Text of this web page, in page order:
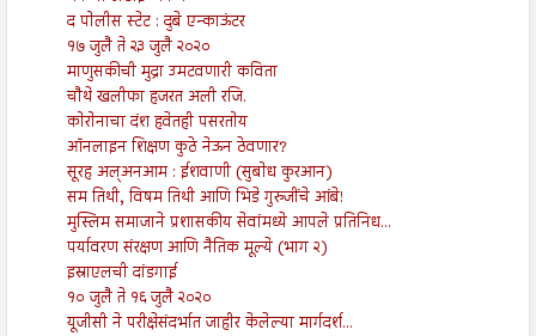
द पोलीस स्टेट : दुबे एन्काऊंटर
१७ जुलै ते २३ जुलै २०२०
माणुसकीची मुद्रा उमटवणारी कविता
चौथे खलीफा हजरत अली रजि.
कोरोनाचा दंश हवेतही पसरतोय
ऑनलाइन शिक्षण कुठे नेऊन ठेवणार?
सूरह अल्अनआम : ईशवाणी (सुबोध कुरआन)
सम तिथी, विषम तिथी आणि भिडे गुरुजींचे आंबे!
मुस्लिम समाजाने प्रशासकीय सेवांमध्ये आपले प्रतिनिध...
पर्यावरण संरक्षण आणि नैतिक मूल्ये (भाग २)
इस्राएलची दांडगाई
१० जुलै ते १६ जुलै २०२०
यूजीसी ने परीक्षेसंदर्भात जाहीर केलेल्या मार्गदर्श...